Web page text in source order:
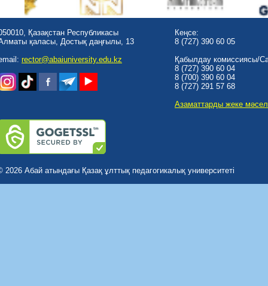
Қазақстан Республикасы
қаласы, Достық даңғылы, 13
rector@abaiuniversity.edu.kz
Кеңсе:
8 (727) 390 60 05
Қабылдау комиссиясы/
8 (727) 390 60 04
8 (700) 390 60 04
8 (727) 291 57 68
Азаматтарды жеке
2026 Абай атындағы Қазақ ұлттық педагогикалық университеті